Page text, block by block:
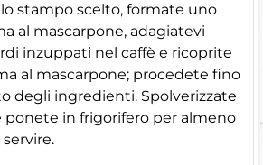
stampo scelto, formate uno
al mascarpone, adagiatevi
inzuppati nel caffè e ricoprite
al mascarpone; procedete fino
degli ingredienti. Spolverizzate
ponete in frigorifero per almeno
servire.